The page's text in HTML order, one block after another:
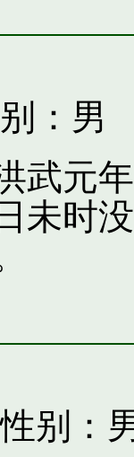
：男
武元
未时
性别：